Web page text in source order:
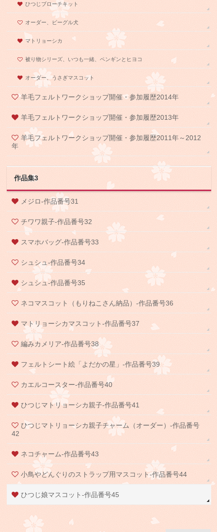
ひつじブローチキット
オーダー、ビーグル犬
マトリョーシカ
被り物シリーズ、いつも一緒、ペンギンとヒヨコ
オーダー、うさぎマスコット
羊毛フェルトワークショップ開催・参加履歴2014年
羊毛フェルトワークショップ開催・参加履歴2013年
羊毛フェルトワークショップ開催・参加履歴2011年～2012
年
作品集3
メジロ-作品番号31
チワワ親子-作品番号32
スマホバッグ-作品番号33
シュシュ-作品番号34
シュシュ-作品番号35
ネコマスコット（もりねこさん納品）-作品番号36
マトリョーシカマスコット-作品番号37
編みカメリア-作品番号38
フェルトシート絵「よだかの星」-作品番号39
カエルコースター-作品番号40
ひつじマトリョーシカ親子-作品番号41
ひつじマトリョーシカ親子チャーム（オーダー）-作品番号
42
ネコチャーム-作品番号43
小鳥やどんぐりのストラップ用マスコット-作品番号44
ひつじ娘マスコット-作品番号45